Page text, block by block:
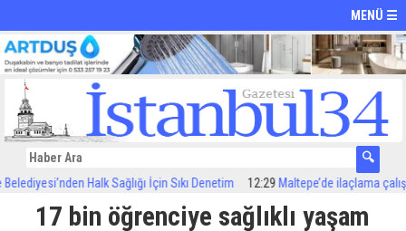
MENÜ ☰
Halk Sağlığı İçin Sıkı Denetim 12:29 Maltepe’de ilaçlama
17 bin öğrenciye sağlıklı yaşam